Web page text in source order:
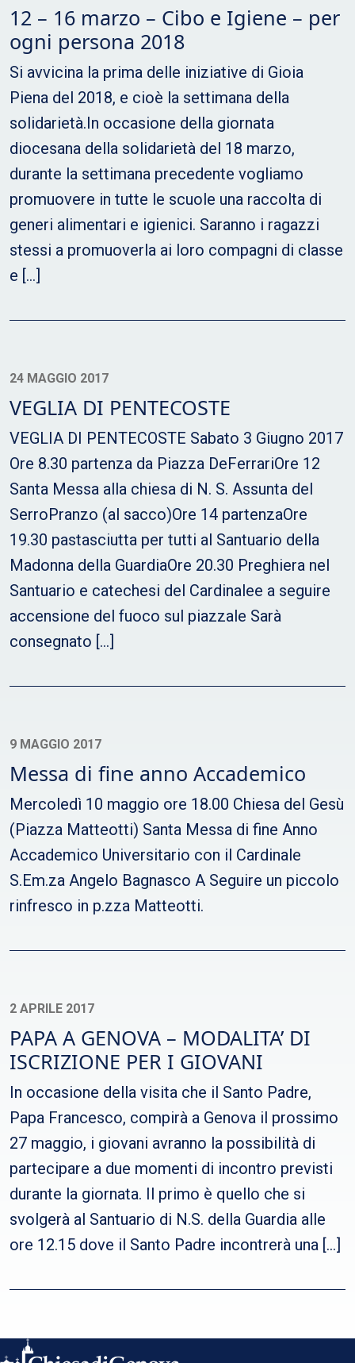
12 – 16 marzo – Cibo e Igiene – per
ogni persona 2018
Si avvicina la prima delle iniziative di Gioia
Piena del 2018, e cioè la settimana della
solidarietà.In occasione della giornata
diocesana della solidarietà del 18 marzo,
durante la settimana precedente vogliamo
promuovere in tutte le scuole una raccolta di
generi alimentari e igienici. Saranno i ragazzi
stessi a promuoverla ai loro compagni di classe
e […]
24 MAGGIO 2017
VEGLIA DI PENTECOSTE
VEGLIA DI PENTECOSTE Sabato 3 Giugno 2017
Ore 8.30 partenza da Piazza DeFerrariOre 12
Santa Messa alla chiesa di N. S. Assunta del
SerroPranzo (al sacco)Ore 14 partenzaOre
19.30 pastasciutta per tutti al Santuario della
Madonna della GuardiaOre 20.30 Preghiera nel
Santuario e catechesi del Cardinalee a seguire
accensione del fuoco sul piazzale Sarà
consegnato […]
9 MAGGIO 2017
Messa di fine anno Accademico
Mercoledì 10 maggio ore 18.00 Chiesa del Gesù
(Piazza Matteotti) Santa Messa di fine Anno
Accademico Universitario con il Cardinale
S.Em.za Angelo Bagnasco A Seguire un piccolo
rinfresco in p.zza Matteotti.
2 APRILE 2017
PAPA A GENOVA – MODALITA’ DI
ISCRIZIONE PER I GIOVANI
In occasione della visita che il Santo Padre,
Papa Francesco, compirà a Genova il prossimo
27 maggio, i giovani avranno la possibilità di
partecipare a due momenti di incontro previsti
durante la giornata. Il primo è quello che si
svolgerà al Santuario di N.S. della Guardia alle
ore 12.15 dove il Santo Padre incontrerà una […]